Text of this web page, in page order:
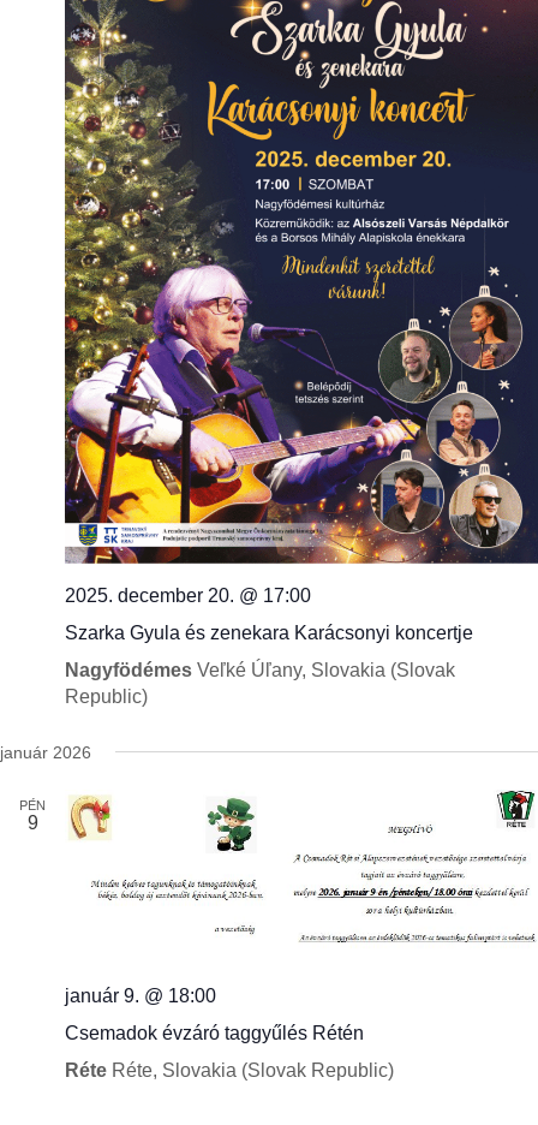
2025. december 20. @ 17:00
Szarka Gyula és zenekara Karácsonyi koncertje
Nagyfödémes Veľké Úľany, Slovakia (Slovak
Republic)
január 2026
PÉN
9
január 9. @ 18:00
Csemadok évzáró taggyűlés Rétén
Réte Réte, Slovakia (Slovak Republic)